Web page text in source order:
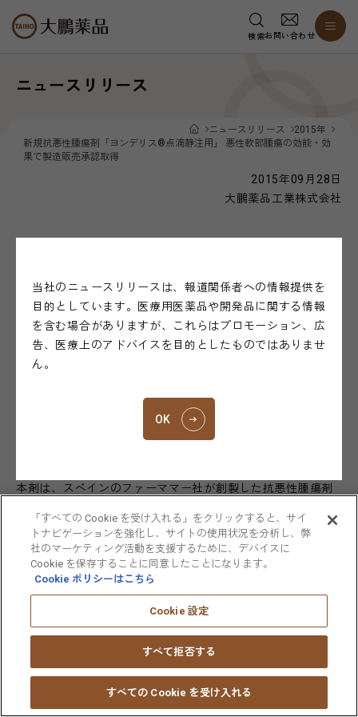
検索お問い合わせ
ニュースリリース
ニュースリリース
2015年
新規抗悪性腫瘍剤「ヨンデリス®点滴静注用」 悪性軟部腫瘍の効能・効
果で製造販売承認取得
2015年09月28日
大鵬薬品工業株式会社
悪性軟部腫瘍の効能・効果で製造販売承認取得
大鵬薬品工業株式会社（本社：東京、代表取締役社長：小林
将之）は、抗悪性腫瘍剤「ヨンデリス
本剤）について、本日、「悪性軟部腫瘍」の効能・効果で、
厚生労働省より製造販売承認を取得したことをお知らせしま
本剤は、スペインのファーママー社が創製した抗悪性腫瘍剤
ンアシジア・トゥルビナータ）から単離された天然物で、現
在は合成方法を確立しています。大鵬薬品は、ファーママー
社と国内での開発・販売に関するライセンス契約を2009年に
締結し、本剤の開発を行ってまいりました。
を対象とした第I相臨床試験（10045020試験）を2010年に開
始しました。その後、染色体転座が報告されている組織型*1
の悪性軟部腫瘍患者を対象に、本剤投与群と支持療法
「すべての Cookie を受け入れる」をクリックすると、サイ
トナビゲーションを強化し、サイトの使用状況を分析し、弊
社のマーケティング活動を支援するために、デバイスに
Cookie を保存することに同意したことになります。
Cookie ポリシーはこちら
Cookie 設定
すべて拒否する
すべての Cookie を受け入れる
当社のニュースリリースは、報道関係者への情報提供を
目的としています。医療用医薬品や開発品に関する情報
を含む場合がありますが、これらはプロモーション、広
告、医療上のアドバイスを目的としたものではありませ
ん。
OK